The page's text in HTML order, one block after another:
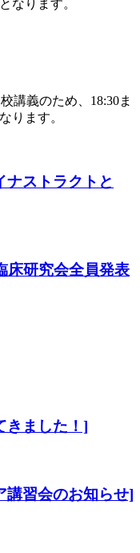
なります。
講義のため、18:30ま
ります。
ストラクトと
床研究会全員発表
きました！]
習会のお知らせ]